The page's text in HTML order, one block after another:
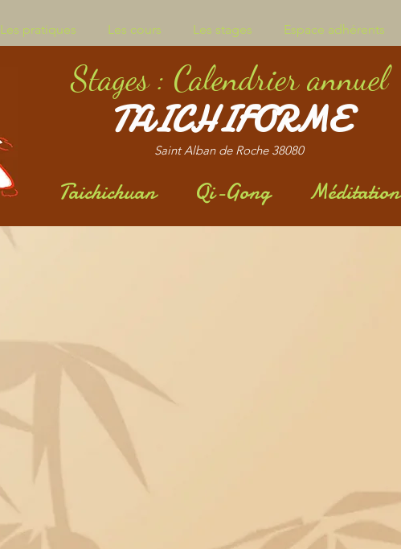
Les pratiques Les cours Les stages Espace adhérents
Saint Alban de Roche 38080
Stages : Calendrier annuel
TAICHIFORME
Taichichuan Qi-Gong Méditation